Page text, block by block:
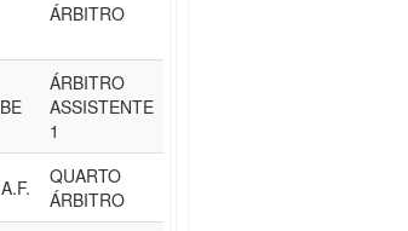
ÁRBITRO
ÁRBITRO
ASSISTENTE
1
QUARTO
ÁRBITRO